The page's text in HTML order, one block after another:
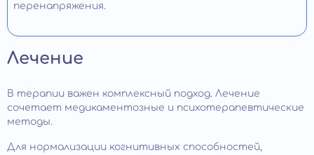
перенапряжения.
Лечение
В терапии важен комплексный подход. Лечение
сочетает медикаментозные и психотерапевтические
методы.
Для нормализации когнитивных способностей,